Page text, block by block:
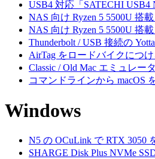
USB4 対応「SATECHI USB4
NAS 向け Ryzen 5 5500U 搭
NAS 向け Ryzen 5 5500U 搭
Thunderbolt / USB 接続の
AirTag をロードバイクにつ
Classic / Old Mac エミュレー
コマンドラインから macOS
Windows
N5 の OCuLink で RTX 3050
SHARGE Disk Plus NVMe